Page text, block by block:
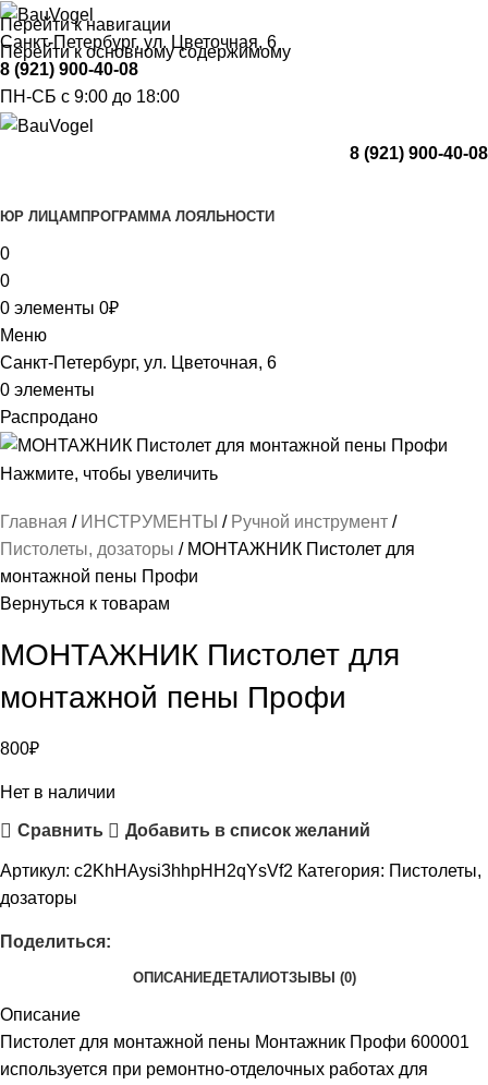
Перейти к навигации
Перейти к основному содержимому
Санкт-Петербург, ул. Цветочная, 6
8 (921) 900-40-08
ПН-СБ с 9:00 до 18:00
8 (921) 900-40-08
ЮР ЛИЦАМПРОГРАММА ЛОЯЛЬНОСТИ
0
0
0 элементы 0₽
Меню
Санкт-Петербург, ул. Цветочная, 6
0 элементы
Распродано
Нажмите, чтобы увеличить
Главная ИНСТРУМЕНТЫ
Ручной инструмент
Пистолеты, дозаторы
МОНТАЖНИК Пистолет для
монтажной пены Профи
Вернуться к товарам
МОНТАЖНИК Пистолет для
монтажной пены Профи
800₽
Нет в наличии
Сравнить Добавить в список желаний
Артикул: c2KhHAysi3hhpHH2qYsVf2 Категория: Пистолеты,
дозаторы
Поделиться:
ОПИСАНИЕДЕТАЛИОТЗЫВЫ (0)
Описание
Пистолет для монтажной пены Монтажник Профи 600001
используется при ремонтно-отделочных работах для